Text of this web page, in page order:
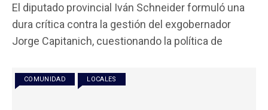
ce
b
o
k
tt
er
at
s
A
p
p
ail m
p
El diputado provincial Iván Schneider formuló una
dura crítica contra la gestión del exgobernador
Jorge Capitanich, cuestionando la política de
COMUNIDAD LOCALES